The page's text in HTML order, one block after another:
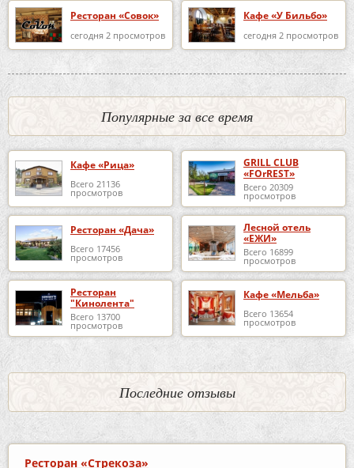
Ресторан «Совок»
сегодня 2 просмотров
Кафе «У Бильбо»
сегодня 2 просмотров
Популярные за все время
Кафе «Рица»
Всего 21136
просмотров
GRILL CLUB
«FOrREST»
Всего 20309
просмотров
Ресторан «Дача»
Всего 17456
просмотров
Лесной отель
«ЕЖИ»
Всего 16899
просмотров
Ресторан
"Кинолента"
Всего 13700
просмотров
Кафе «Мельба»
Всего 13654
просмотров
Последние отзывы
Ресторан «Стрекоза»